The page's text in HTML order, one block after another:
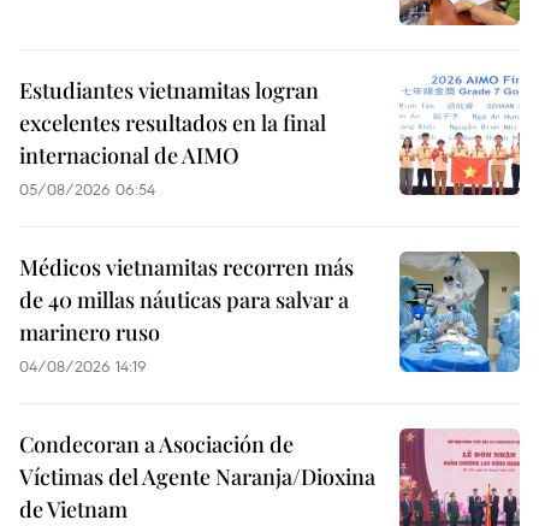
Estudiantes vietnamitas logran
excelentes resultados en la final
internacional de AIMO
05/08/2026 06:54
Médicos vietnamitas recorren más
de 40 millas náuticas para salvar a
marinero ruso
04/08/2026 14:19
Condecoran a Asociación de
Víctimas del Agente Naranja/Dioxina
de Vietnam